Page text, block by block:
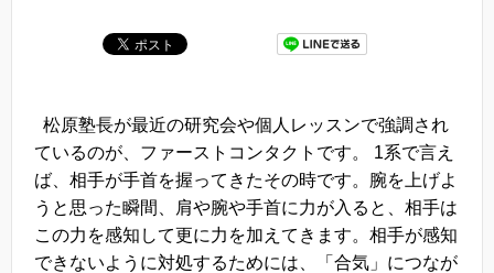
松原塾長が最近の研究会や個人レッスンで強調され
ているのが、ファーストコンタクトです。 1系で言え
ば、相手が手首を握ってきたその時です。腕を上げよ
うと思った瞬間、肩や腕や手首に力が入ると、相手は
この力を感知して更に力を加えてきます。相手が感知
できないように対処するためには、「合気」につなが